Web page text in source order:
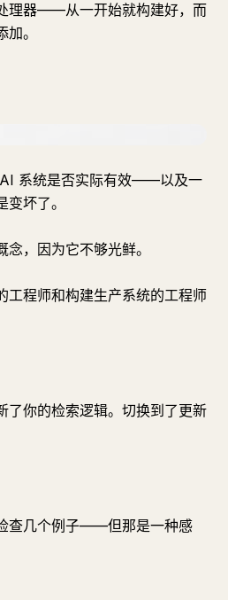
理器——从一开始就构建好，而
。
系统是否实际有效——以及一
坏了。
，因为它不够光鲜。
工程师和构建生产系统的工程师
了你的检索逻辑。切换到了更新
查几个例子——但那是一种感